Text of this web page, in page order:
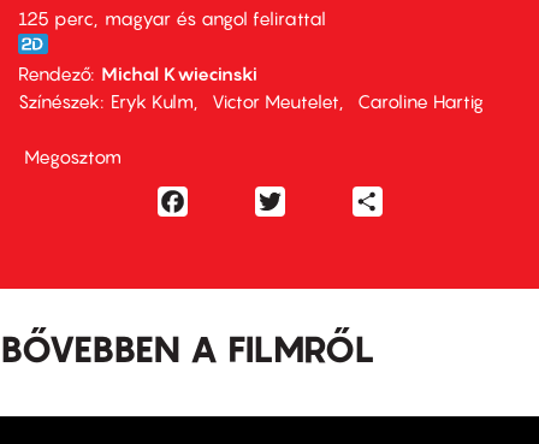
125 perc,
magyar és angol felirattal
Rendező Michal Kwiecinski
Színészek
Eryk Kulm Victor Meutelet Caroline Hartig
Megosztom
Facebook
BŐVEBBEN A FILMRŐL